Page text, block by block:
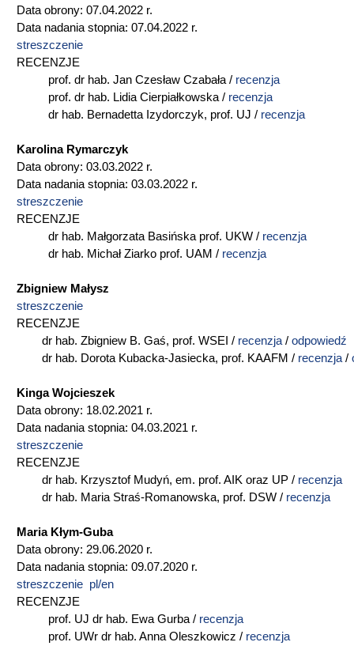
Data obrony: 07.04.2022 r.
Data nadania stopnia: 07.04.2022 r.
streszczenie
RECENZJE
prof. dr hab. Jan Czesław Czabała / recenzja
prof. dr hab. Lidia Cierpiałkowska / recenzja
dr hab. Bernadetta Izydorczyk, prof. UJ / recenzja
Karolina Rymarczyk
Data obrony: 03.03.2022 r.
Data nadania stopnia: 03.03.2022 r.
streszczenie
RECENZJE
dr hab. Małgorzata Basińska prof. UKW / recenzja
dr hab. Michał Ziarko prof. UAM / recenzja
Zbigniew Małysz
streszczenie
RECENZJE
dr hab. Zbigniew B. Gaś, prof. WSEI / recenzja / odpowiedź
dr hab. Dorota Kubacka-Jasiecka, prof. KAAFM / recenzja /
Kinga Wojcieszek
Data obrony: 18.02.2021 r.
Data nadania stopnia: 04.03.2021 r.
streszczenie
RECENZJE
dr hab. Krzysztof Mudyń, em. prof. AIK oraz UP / recenzja
dr hab. Maria Straś-Romanowska, prof. DSW / recenzja
Maria Kłym-Guba
Data obrony: 29.06.2020 r.
Data nadania stopnia: 09.07.2020 r.
streszczenie pl/en
RECENZJE
prof. UJ dr hab. Ewa Gurba / recenzja
prof. UWr dr hab. Anna Oleszkowicz / recenzja